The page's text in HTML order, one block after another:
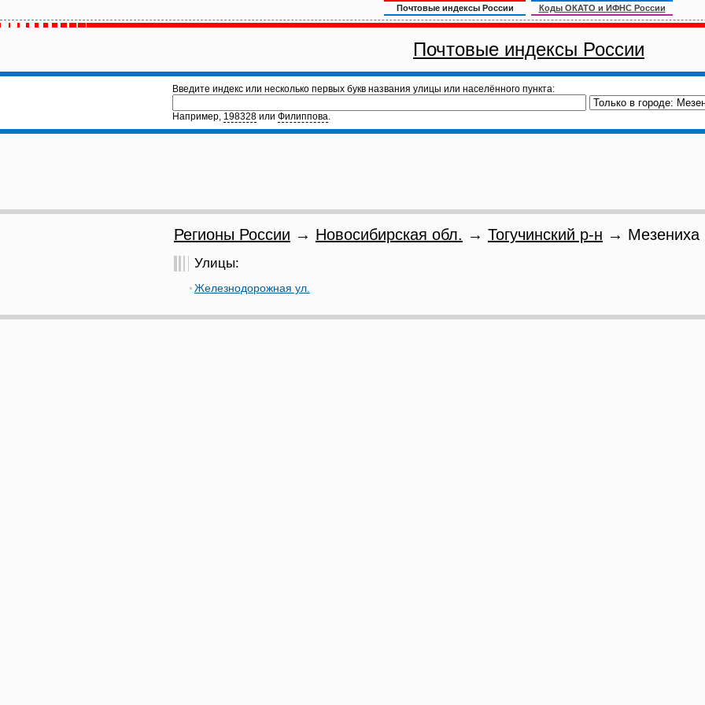
Почтовые индексы России Коды ОКАТО и ИФНС России
Почтовые индексы России
Введите индекс или несколько первых букв названия улицы или населённого пункта:
Например, 198328 или Филиппова.
Регионы России → Новосибирская обл. → Тогучинский р-н → Мезениха
Улицы:
Железнодорожная ул.